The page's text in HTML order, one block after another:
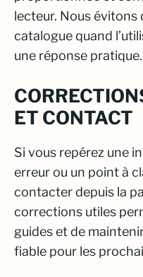
lecteur. Nous
catalogue quand
une réponse pratique.
ET CONTACT
Si vous repérez une
erreur ou un point à
contacter depuis la
corrections utiles
guides et de
fiable pour les